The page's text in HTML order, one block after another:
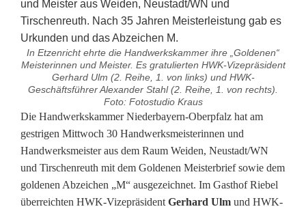
In Etzenricht ehrte die Handwerkskammer ihre „Goldenen“
Meisterinnen und Meister. Es gratulierten HWK-Vizepräsident
Gerhard Ulm (2. Reihe, 1. von links) und HWK-
Geschäftsführer Alexander Stahl (2. Reihe, 1. von rechts).
Foto: Fotostudio Kraus
H
a
n
d
Die Handwerkskammer Niederbayern-Oberpfalz hat am
gestrigen Mittwoch 30 Handwerksmeisterinnen und
Handwerksmeister aus dem Raum Weiden, Neustadt/WN
und Tirschenreuth mit dem Goldenen Meisterbrief sowie dem
goldenen Abzeichen „M“ ausgezeichnet. Im Gasthof Riebel
überreichten HWK-Vizepräsident Gerhard Ulm und HWK-